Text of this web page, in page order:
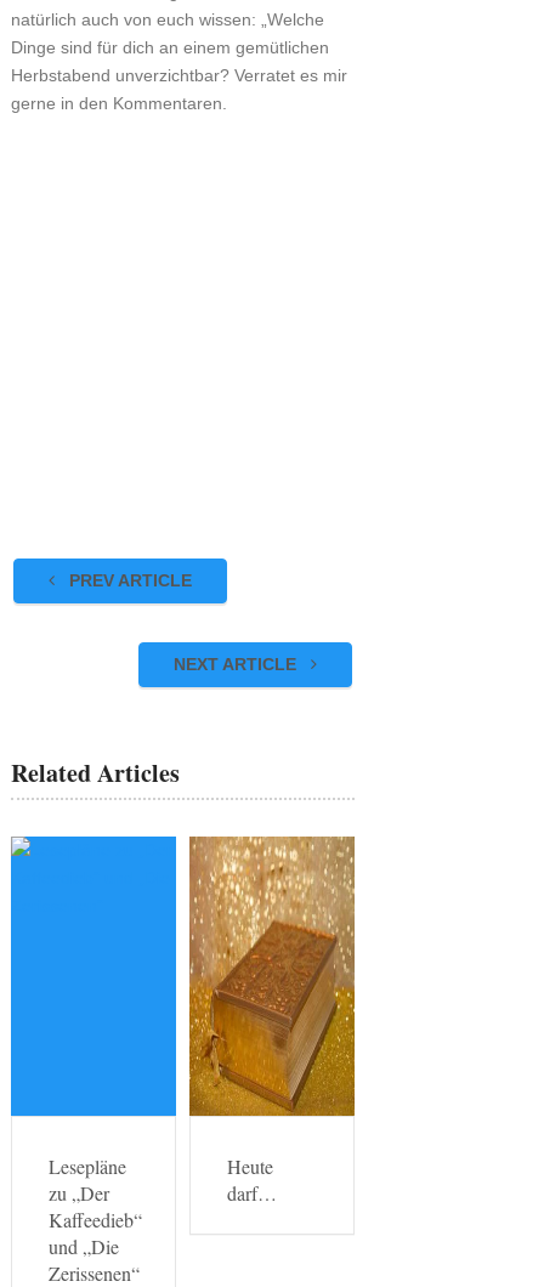
natürlich auch von euch wissen: „Welche
Dinge sind für dich an einem gemütlichen
Herbstabend unverzichtbar? Verratet es mir
gerne in den Kommentaren.
PREV ARTICLE
NEXT ARTICLE
Related Articles
Lesepläne
zu „Der
Kaffeedieb“
und „Die
Zerissenen“
Heute
darf…